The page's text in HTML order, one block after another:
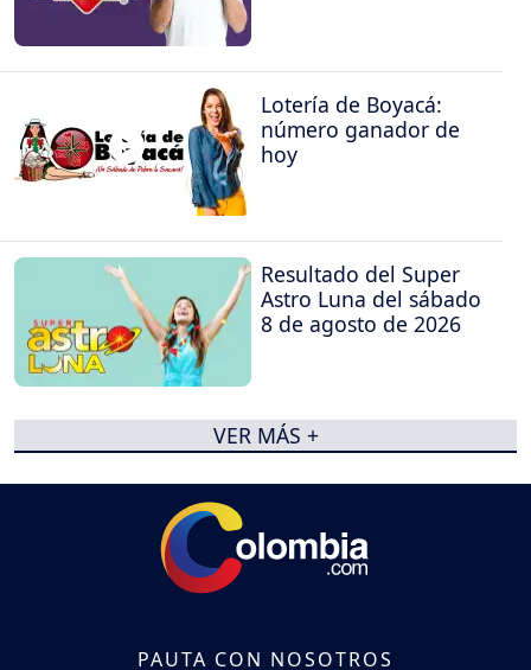
Lotería de Boyacá:
número ganador de
hoy
Resultado del Super
Astro Luna del sábado
8 de agosto de 2026
VER MÁS +
PAUTA CON NOSOTROS